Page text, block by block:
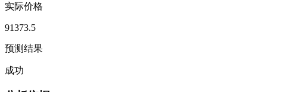
实际价格
91373.5
预测结果
成功